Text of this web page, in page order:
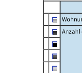
Anzahl